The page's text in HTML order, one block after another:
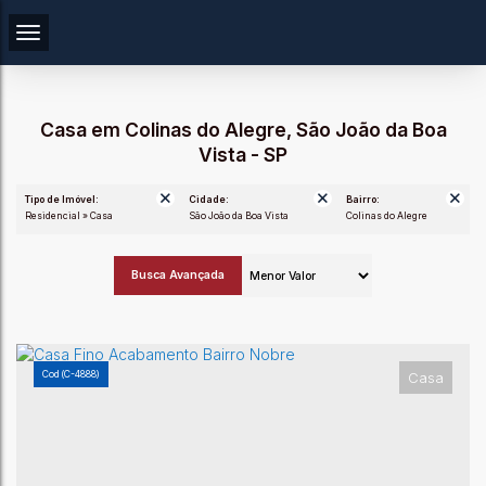
Casa em Colinas do Alegre, São João da Boa
Vista - SP
Tipo de Imóvel:
Residencial » Casa
Cidade:
São João da Boa Vista
Bairro:
Colinas do Alegre
Busca Avançada
(C-4888) Casa